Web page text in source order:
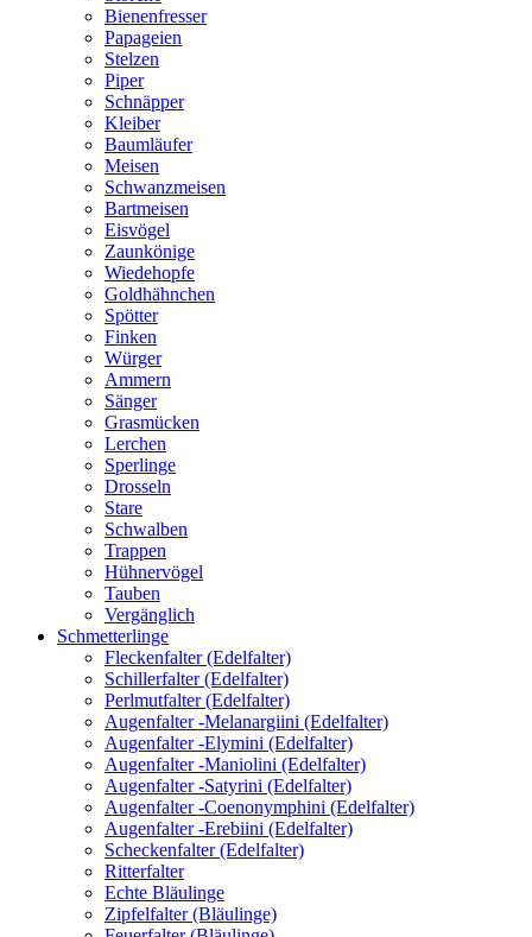
Bienenfresser
Papageien
Stelzen
Piper
Schnäpper
Kleiber
Baumläufer
Meisen
Schwanzmeisen
Bartmeisen
Eisvögel
Zaunkönige
Wiedehopfe
Goldhähnchen
Spötter
Finken
Würger
Ammern
Sänger
Grasmücken
Lerchen
Sperlinge
Drosseln
Stare
Schwalben
Trappen
Hühnervögel
Tauben
Vergänglich
Schmetterlinge
Fleckenfalter (Edelfalter)
Schillerfalter (Edelfalter)
Perlmutfalter (Edelfalter)
Augenfalter -Melanargiini (Edelfalter)
Augenfalter -Elymini (Edelfalter)
Augenfalter -Maniolini (Edelfalter)
Augenfalter -Satyrini (Edelfalter)
Augenfalter -Coenonymphini (Edelfalter)
Augenfalter -Erebiini (Edelfalter)
Scheckenfalter (Edelfalter)
Ritterfalter
Echte Bläulinge
Zipfelfalter (Bläulinge)